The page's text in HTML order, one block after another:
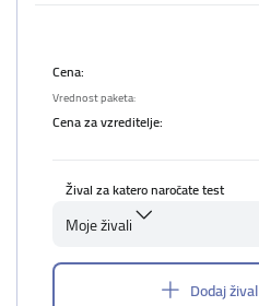
Cena:
Vrednost paketa:
Cena za vzreditelje:
Žival za katero naročate test
Moje živali
Dodaj žival